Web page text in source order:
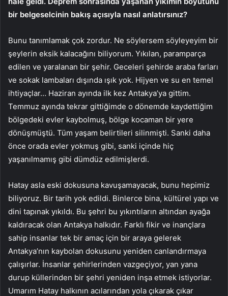
bir belgeselcinin bakış açısıyla nasıl anlatırsınız?
Bunu tanımlamak çok zordur. Ne söylersem söyleyeyim bir
şeylerin eksik kalacağını biliyorum. Yıkılan, paramparça
edilen ve yaralanan bir şehir. Geceleri şehirde araba farları
ve sokak lambaları dışında ışık yok. Hijyen ve su en temel
ihtiyaçlar… Haziran ayında ilk kez Antakya’ya gittim.
Temmuz ayında tekrar gittiğimde o dönemde kaydettiğim
bölgedeki evler kaybolmuş, bölge kocaman bir yere
dönüşmüştü. Tüm yaşam belirtileri silinmişti. Sanki daha
önce orada evler yokmuş gibi, sanki içinde hiç
yaşanılmamış gibi dümdüz edilmişlerdi.
Hatay asla eski dokusuna kavuşamayacak, bunu hepimiz
biliyoruz. Bir tarih yok edildi. Binlerce bina, kültürel yapı ve
dini tapınak yıkıldı. Bu şehri bu yıkıntıların altından ayağa
kaldıracak olan Antakya halkıdır. Farklı fikir ve inançlara
sahip insanlar tek bir amaç için bir araya gelerek
Antakya’nın kaybolan dokusunu yeniden canlandırmaya
çalışırlar. İnsanlar şehirlerinden vazgeçiyor, yan yana
durup küllerinden bir şehri yeniden inşa etmek istiyorlar.
Umarım Hatay halkının acılarından yola çıkarak çıkar